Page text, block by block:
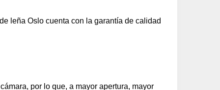
leña Oslo cuenta con la garantía de calidad
por lo que, a mayor apertura, mayor